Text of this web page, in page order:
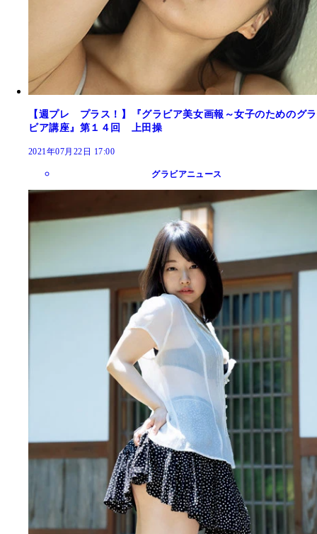
【週プレ プラス！】『グラビア美女画報～女子のためのグラ
ビア講座』第１４回 上田操
2021年07月22日 17:00
グラビアニュース